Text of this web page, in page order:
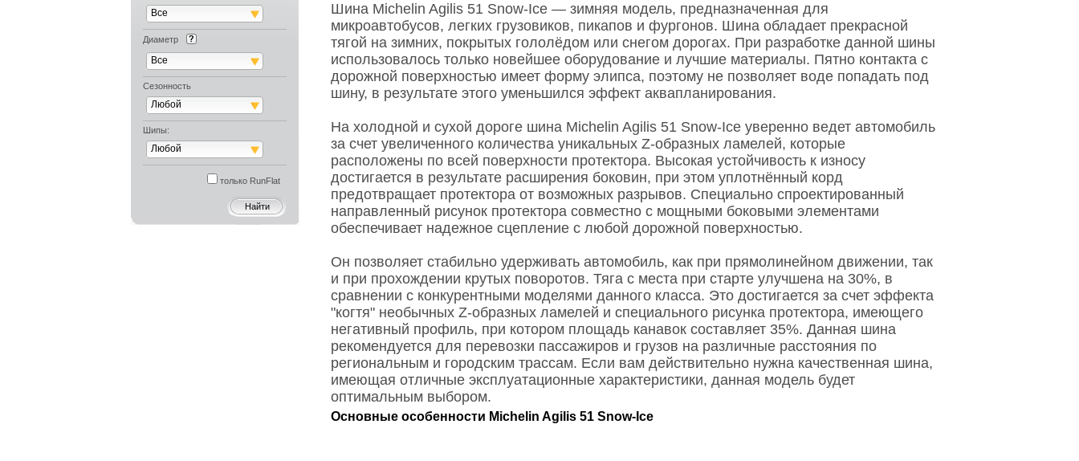
Все
Диаметр
Все
Сезонность
Любой
Шипы:
Любой
только RunFlat
Шина Michelin Agilis 51 Snow-Ice — зимняя модель, предназначенная для
микроавтобусов, легких грузовиков, пикапов и фургонов. Шина обладает прекрасной
тягой на зимних, покрытых гололёдом или снегом дорогах. При разработке данной шины
использовалось только новейшее оборудование и лучшие материалы. Пятно контакта с
дорожной поверхностью имеет форму элипса, поэтому не позволяет воде попадать под
шину, в результате этого уменьшился эффект аквапланирования.
На холодной и сухой дороге шина Michelin Agilis 51 Snow-Ice уверенно ведет автомобиль
за счет увеличенного количества уникальных Z-образных ламелей, которые
расположены по всей поверхности протектора. Высокая устойчивость к износу
достигается в результате расширения боковин, при этом уплотнённый корд
предотвращает протектора от возможных разрывов. Специально спроектированный
направленный рисунок протектора совместно с мощными боковыми элементами
обеспечивает надежное сцепление с любой дорожной поверхностью.
Он позволяет стабильно удерживать автомобиль, как при прямолинейном движении, так
и при прохождении крутых поворотов. Тяга с места при старте улучшена на 30%, в
сравнении с конкурентными моделями данного класса. Это достигается за счет эффекта
"когтя" необычных Z-образных ламелей и специального рисунка протектора, имеющего
негативный профиль, при котором площадь канавок составляет 35%. Данная шина
рекомендуется для перевозки пассажиров и грузов на различные расстояния по
региональным и городским трассам. Если вам действительно нужна качественная шина,
имеющая отличные эксплуатационные характеристики, данная модель будет
оптимальным выбором.
Основные особенности Michelin Agilis 51 Snow-Ice